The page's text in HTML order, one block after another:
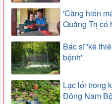
'Càng hiến
Quảng Trị có
Bác sĩ 'kê
bệnh'
Lạc lối trong
Đông Nam